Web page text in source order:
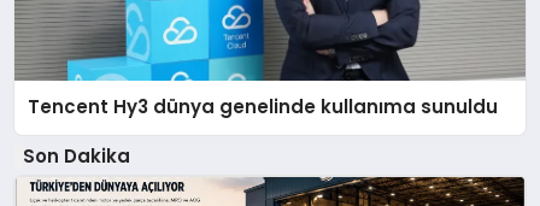
Tencent Hy3 dünya genelinde kullanıma sunuldu
Son Dakika